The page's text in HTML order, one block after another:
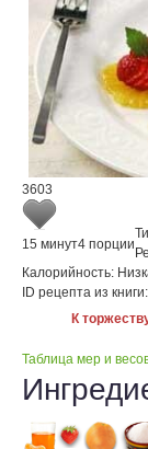
3603
15 минут4 порции
Калорийность:
ID рецепта из книги:
К
Таблица мер и